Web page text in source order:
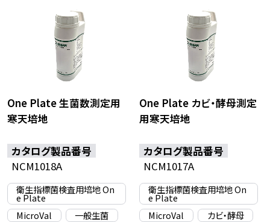
One Plate 生菌数測定用
寒天培地
カタログ製品番号
NCM1018A
衛生指標菌検査用培地 On
e Plate
MicroVal
一般生菌
One Plate カビ・酵母測定
用寒天培地
カタログ製品番号
NCM1017A
衛生指標菌検査用培地 On
e Plate
MicroVal
カビ・酵母